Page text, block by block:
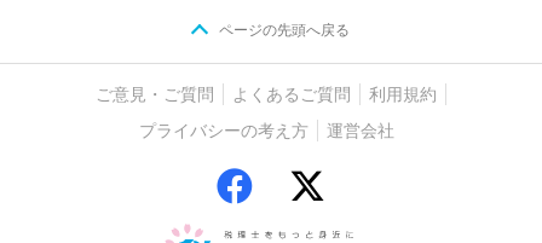
ページの先頭へ戻る
ご意見・ご質問 よくあるご質問
利用規約
プライバシーの考え方
運営会社